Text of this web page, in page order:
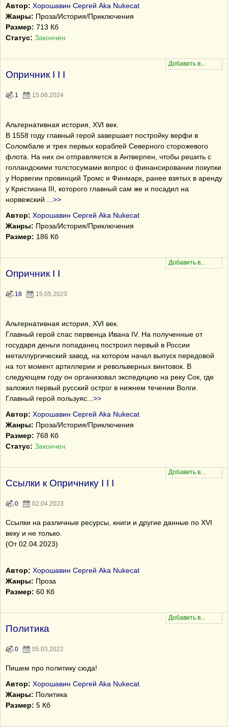
Автор: Хорошавин Сергей Aka Nukecat
Жанры: Проза/История/Приключения
Размер: 713 Кб
Статус: Закончен
Опричник I I I
1 15.06.2024
Альтернативная история, XVI век.
В 1558 году главный герой завершает постройку верфи в
Соломбале и трех первых кораблей Северного сторожевого
флота. На них он отправляется в Антверпен, чтобы решить с
голландскими толстосумами вопрос о финансировании покупки
у Норвегии провинций Тромс и Финмарк, ранее взятых в аренду
у Кристиана III, которого главный сам же и посадил на
норвежский
>>
Автор: Хорошавин Сергей Aka Nukecat
Жанры: Проза/История/Приключения
Размер: 186 Кб
Опричник I I
18 15.05.2023
Альтернативная история, XVI век.
Главный герой спас первенца Ивана IV. На полученные от
государя деньги попаданец построил первый в России
металлургический завод, на котором начал выпуск передовой
на тот момент артиллерии и револьверных винтовок. В
следующем году он организовал экспедицию на реку Сок, где
заложил первый русский острог в нижнем течении Волги.
Главный герой пользуяс
>>
Автор: Хорошавин Сергей Aka Nukecat
Жанры: Проза/История/Приключения
Размер: 768 Кб
Статус: Закончен
Ссылки к Опричнику I I I
0 02.04.2023
Ссылки на различные ресурсы, книги и другие данные по XVI
веку и не только.
(От 02.04.2023)
Автор: Хорошавин Сергей Aka Nukecat
Жанры: Проза
Размер: 60 Кб
Политика
0 05.03.2022
Пишем про политику сюда!
Автор: Хорошавин Сергей Aka Nukecat
Жанры: Политика
Размер: 5 Кб